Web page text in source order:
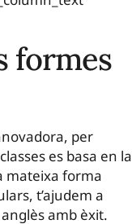
formes
per
es basa en la
mateixa forma
t’ajudem a
amb èxit.